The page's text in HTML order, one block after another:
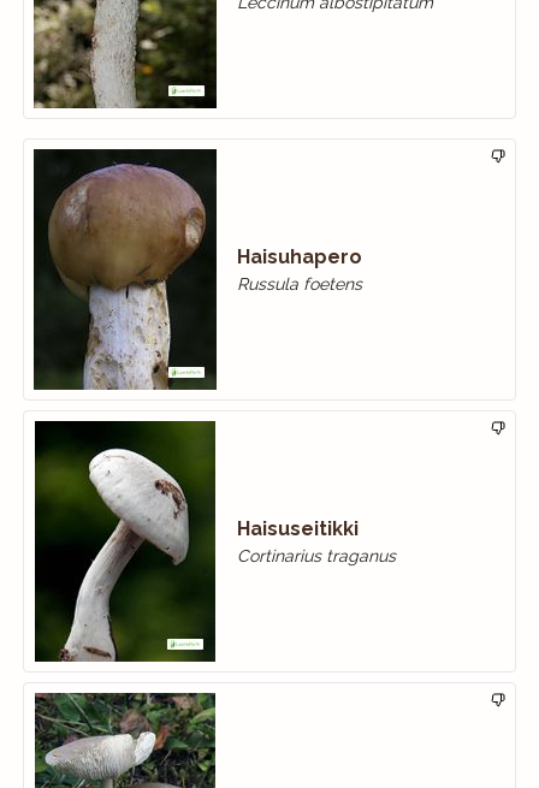
Haisuhapero
Russula foetens
Haisuseitikki
Cortinarius traganus